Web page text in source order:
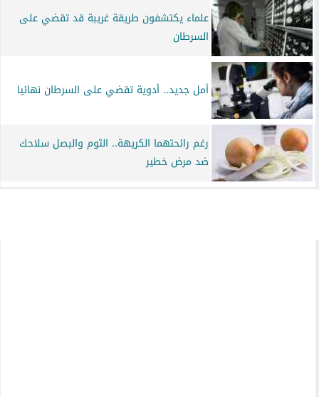
علماء يكتشفون طريقة غريبة قد تقضي على
السرطان
أمل جديد.. أدوية تقضي على السرطان نهائيا
رغم رائحتهما الكريهة.. الثوم والبصل سلاحك
ضد مرض خطير